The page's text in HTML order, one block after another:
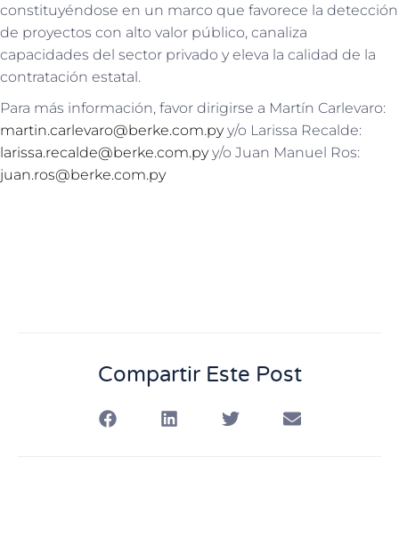
constituyéndose en un marco que favorece la detección
de proyectos con alto valor público, canaliza
capacidades del sector privado y eleva la calidad de la
contratación estatal.
Para más información, favor dirigirse a Martín Carlevaro:
martin.carlevaro@berke.com.pyy/o Larissa Recalde:
larissa.recalde@berke.com.pyy/o Juan Manuel Ros:
juan.ros@berke.com.py
Compartir Este Post